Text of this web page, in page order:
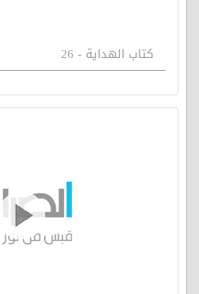
كتاب الهداية - 26